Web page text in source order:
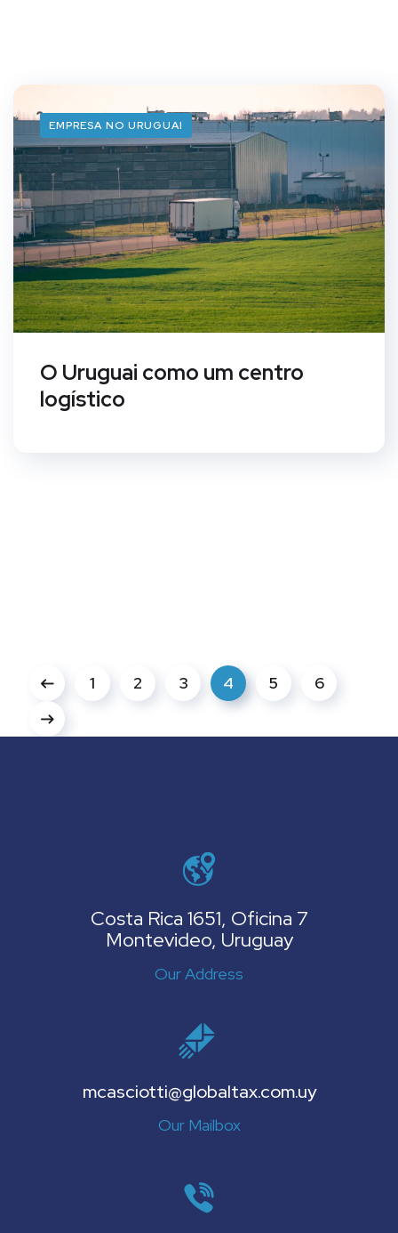
EMPRESA NO URUGUAI
O Uruguai como um centro
logístico
1 2 3 4 5 6
Costa Rica 1651, Oficina 7
Montevideo, Uruguay
Our Address
mcasciotti@globaltax.com.uy
Our Mailbox